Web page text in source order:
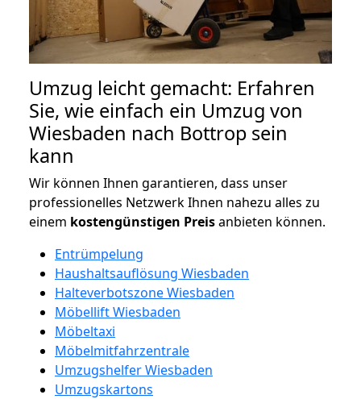
Umzug leicht gemacht: Erfahren
Sie, wie einfach ein Umzug von
Wiesbaden nach Bottrop sein
kann
Wir können Ihnen garantieren, dass unser
professionelles Netzwerk Ihnen nahezu alles zu
einem kostengünstigen Preisanbieten können.
Entrümpelung
Haushaltsauflösung Wiesbaden
Halteverbotszone Wiesbaden
Möbellift Wiesbaden
Möbeltaxi
Möbelmitfahrzentrale
Umzugshelfer Wiesbaden
Umzugskartons